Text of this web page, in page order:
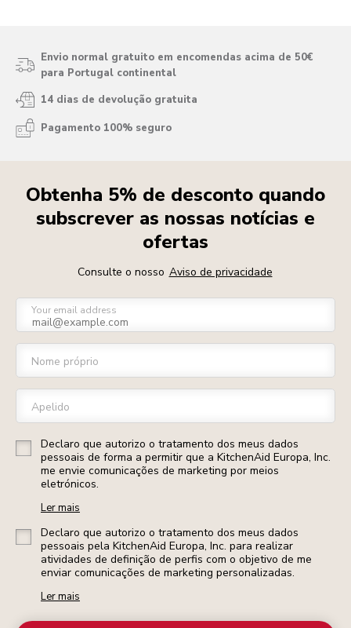
Envio normal gratuito em encomendas acima de 50€
para Portugal continental
14 dias de devolução gratuita
Pagamento 100% seguro
Obtenha 5% de desconto quando
subscrever as nossas notícias e
ofertas
Consulte o nosso Aviso de privacidade
Your email address
Nome próprio
Apelido
Declaro que autorizo o tratamento dos meus dados
pessoais de forma a permitir que a KitchenAid Europa, Inc.
me envie comunicações de marketing por meios
eletrónicos.
Ler mais
Declaro que autorizo o tratamento dos meus dados
pessoais pela KitchenAid Europa, Inc. para realizar
atividades de definição de perfis com o objetivo de me
enviar comunicações de marketing personalizadas.
Ler mais